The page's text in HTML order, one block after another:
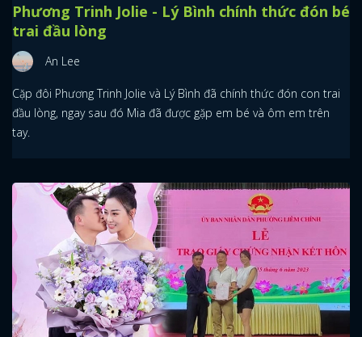
Phương Trinh Jolie - Lý Bình chính thức đón bé
trai đầu lòng
An Lee
Cặp đôi Phương Trinh Jolie và Lý Bình đã chính thức đón con trai
đầu lòng, ngay sau đó Mia đã được gặp em bé và ôm em trên
tay.